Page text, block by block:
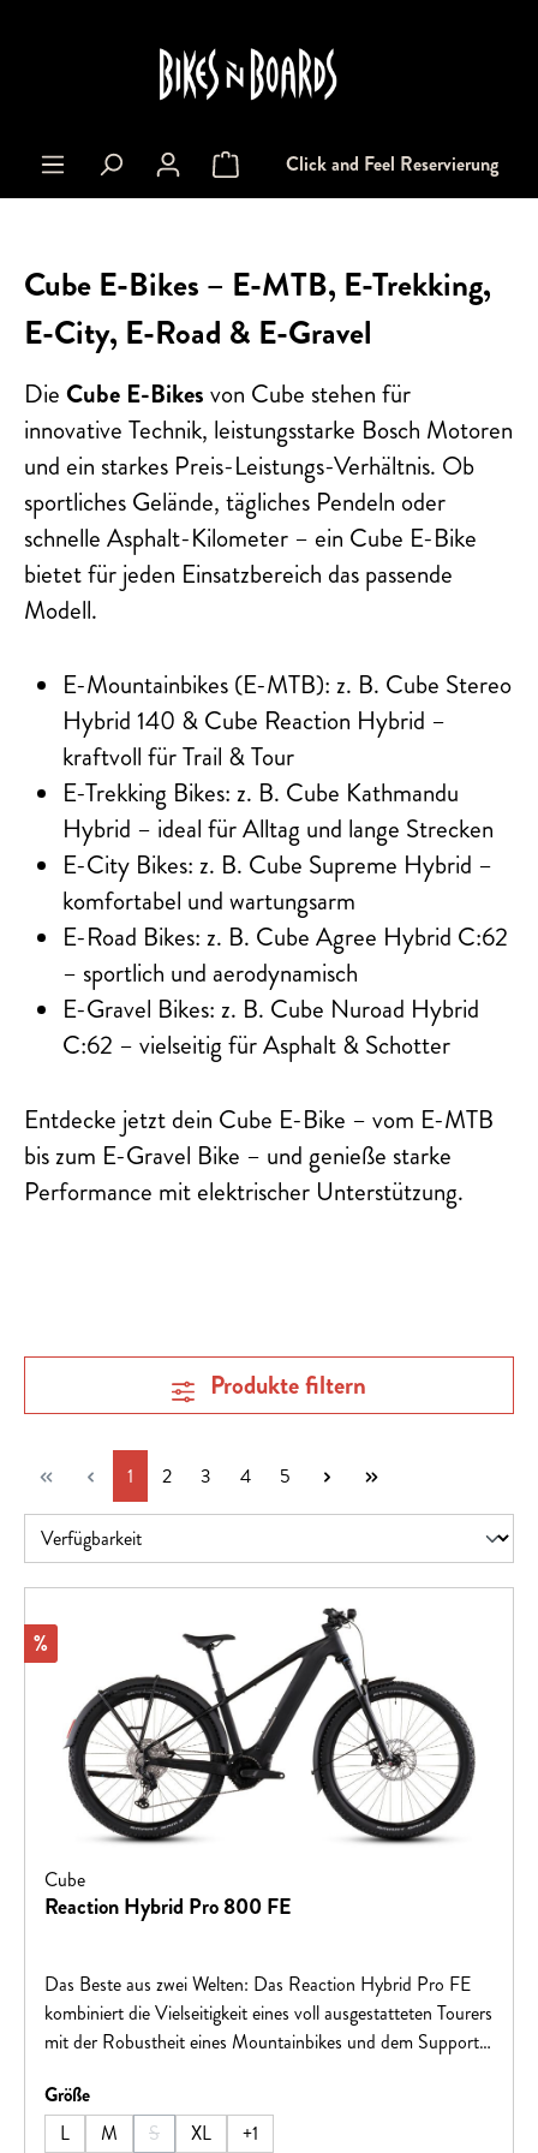
Warenkorb enthält 0 Positionen. Der
Click and Feel Reservierung
Cube E-Bikes – E-MTB, E-Trekking,
E-City, E-Road & E-Gravel
Die Cube E-Bikes von Cube stehen für
innovative Technik, leistungsstarke Bosch Motoren
und ein starkes Preis-Leistungs-Verhältnis. Ob
sportliches Gelände, tägliches Pendeln oder
schnelle Asphalt-Kilometer – ein Cube E-Bike
bietet für jeden Einsatzbereich das passende
Modell.
E-Mountainbikes (E-MTB): z. B. Cube Stereo
Hybrid 140 & Cube Reaction Hybrid –
kraftvoll für Trail & Tour
E-Trekking Bikes: z. B. Cube Kathmandu
Hybrid – ideal für Alltag und lange Strecken
E-City Bikes: z. B. Cube Supreme Hybrid –
komfortabel und wartungsarm
E-Road Bikes: z. B. Cube Agree Hybrid C:62
– sportlich und aerodynamisch
E-Gravel Bikes: z. B. Cube Nuroad Hybrid
C:62 – vielseitig für Asphalt & Schotter
Entdecke jetzt dein Cube E-Bike – vom E-MTB
bis zum E-Gravel Bike – und genieße starke
Performance mit elektrischer Unterstützung.
Produkte filtern
Seite
1 Seite
2 Seite
3 Seite
4 Seite
5
Rabatt
%
Cube
Reaction Hybrid Pro 800 FE
Das Beste aus zwei Welten: Das Reaction Hybrid Pro FE
kombiniert die Vielseitigkeit eines voll ausgestatteten Tourers
mit der Robustheit eines Mountainbikes und dem Support
Schutzblechen, Gepäckträger, Seitenständer und Lichtern
noch weitere Highlights auf Lager. Dank dem
Größeauswählen
L
M S
(Diese Option ist zurzeit nicht verfügbar.)
XL +1